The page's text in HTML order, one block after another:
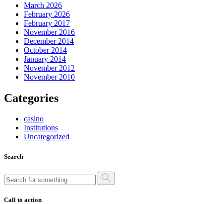
March 2026
February 2026
February 2017
November 2016
December 2014
October 2014
January 2014
November 2012
November 2010
Categories
casino
Institutions
Uncategorized
Search
Call to action